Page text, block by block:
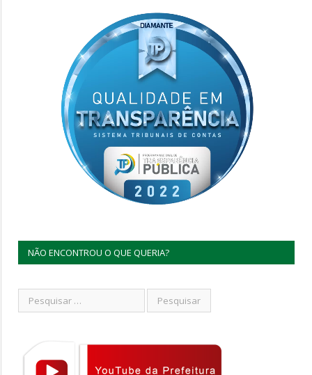
NÃO ENCONTROU O QUE QUERIA?